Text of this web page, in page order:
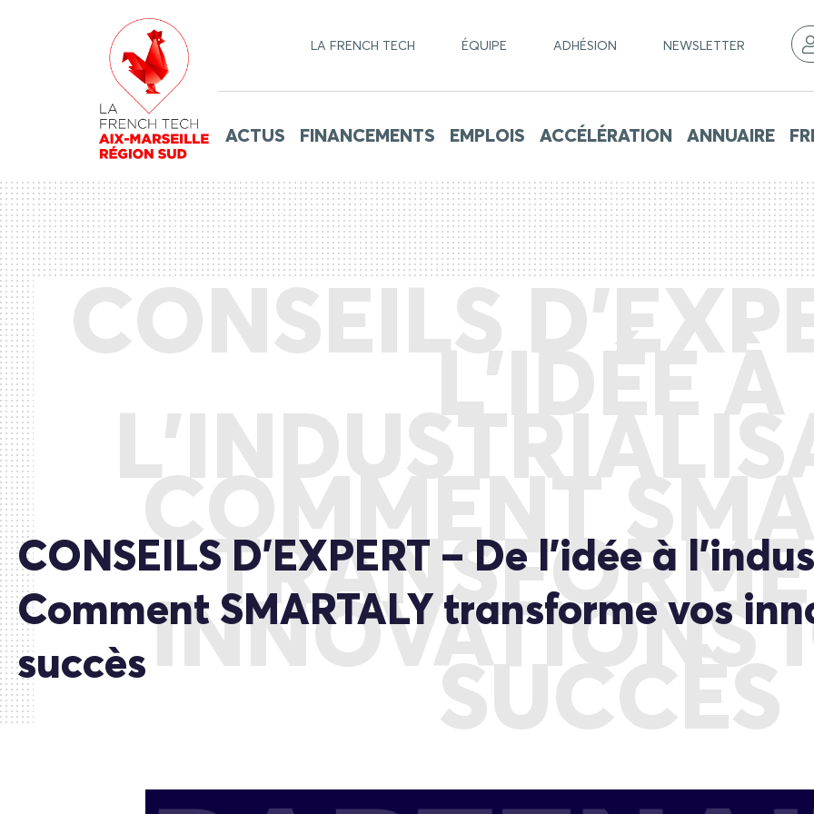
LA FRENCH TECH ÉQUIPE ADHÉSION NEWSLETTER
ACTUS FINANCEMENTS EMPLOIS ACCÉLÉRATION ANNUAIRE
CONSEILS
L’IDÉE À
COMMENT
INNOVATIONS
SUCCÈS
CONSEILS D’EXPERT – De l’idée à
Comment SMARTALY transforme vos
succès